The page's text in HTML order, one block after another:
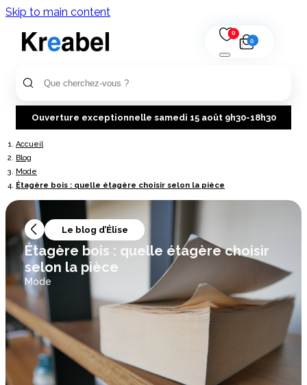
Skip to main content
0
0
Ouverture exceptionnelle samedi 15 août 9h30-18h30
Accueil
Blog
Mode
Étagère bois : quelle étagère choisir selon la pièce
Le blog d’Élise
Étagère bois : quelle étagère choisir
selon la pièce
Mode